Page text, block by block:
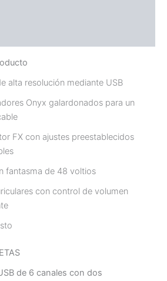
alta resolución mediante USB
Onyx galardonados para un
FX con ajustes preestablecidos
fantasma de 48 voltios
con control de volumen
de 6 canales con dos